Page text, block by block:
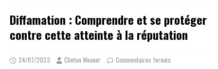
Diffamation : Comprendre et se protéger
contre cette atteinte à la réputation
24/07/2023 Clinton Weaver Commentaires fermés